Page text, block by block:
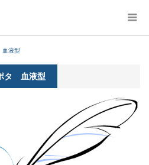
液型
タ 血液型